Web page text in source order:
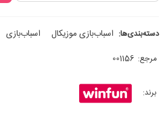
دسته‌بندی‌ها: اسباب‌بازی موزیکال اسباب‌بازی
مرجع: 001156
برند: